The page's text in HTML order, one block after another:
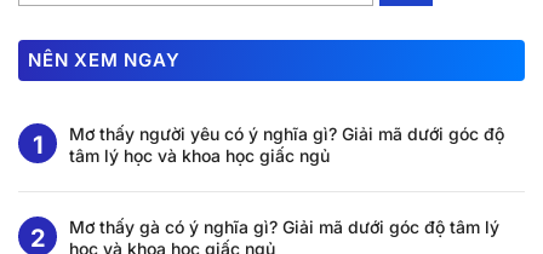
NÊN XEM NGAY
Mơ thấy người yêu có ý nghĩa gì? Giải mã dưới góc độ
tâm lý học và khoa học giấc ngủ
Mơ thấy gà có ý nghĩa gì? Giải mã dưới góc độ tâm lý
học và khoa học giấc ngủ